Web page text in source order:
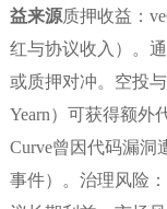
益来源质押收益：
红与协议收入）。
或质押对冲。空投
Yearn）可获得额外
Curve曾因代码漏洞
事件）。治理风险